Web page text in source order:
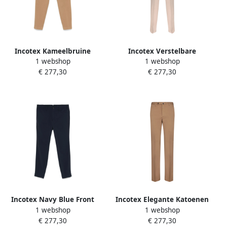
Incotex Kameelbruine
broek met voorknoop
Brown Heren
1 webshop
€ 277,30
Incotex Verstelbare
wortelsnit broek Pink Heren
1 webshop
€ 277,30
Incotex Navy Blue Front
Button Broek Blue Heren
1 webshop
€ 277,30
Incotex Elegante Katoenen
Broek Beige Heren
1 webshop
€ 277,30